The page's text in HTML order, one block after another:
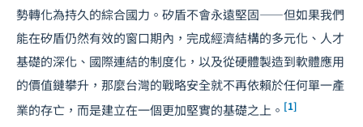
勢轉化為持久的綜合國力。矽盾不會永遠堅固——但如果我們
能在矽盾仍然有效的窗口期內，完成經濟結構的多元化、人才
基礎的深化、國際連結的制度化，以及從硬體製造到軟體應用
的價值鏈攀升，那麼台灣的戰略安全就不再依賴於任何單一產
業的存亡，而是建立在一個更加堅實的基礎之上。 [1]